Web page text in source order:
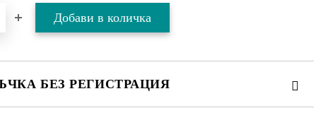
БЕЗ РЕГИСТРАЦИЯ